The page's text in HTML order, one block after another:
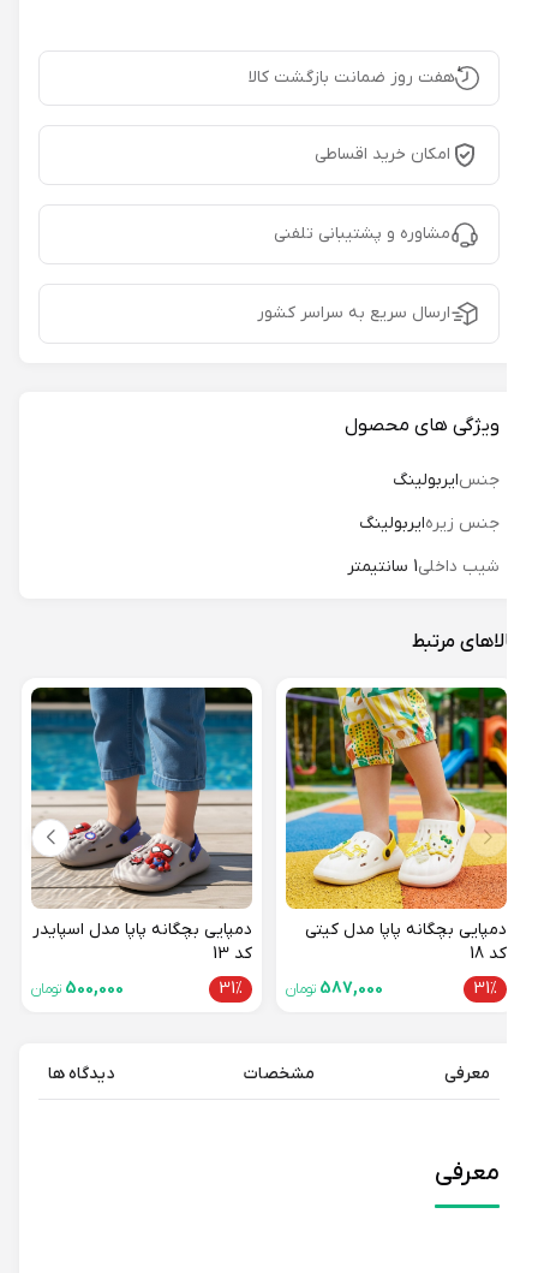
هفت روز ضمانت بازگشت کالا
امکان خرید اقساطی
مشاوره و پشتیبانی تلفنی
ارسال سریع به سراسر کشور
ویژگی های محصول
جنسایربولینگ
جنس زیره ایربولینگ
شیب داخلی1 سانتیمتر
مرتبط
دمپایی بچگانه پاپا مدل کیتی
31%
587,000تومان
دمپایی بچگانه پاپا مدل اسپایدر
31%
500,000تومان
معرفی مشخصات دیدگاه ها
معرفی